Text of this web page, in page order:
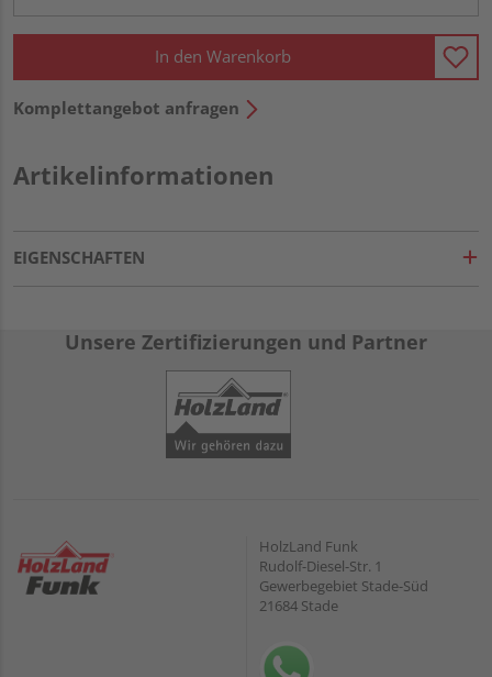
In den Warenkorb
Komplettangebot anfragen
Artikelinformationen
EIGENSCHAFTEN
Unsere Zertifizierungen und Partner
HolzLand Funk
Rudolf-Diesel-Str. 1
Gewerbegebiet Stade-Süd
21684 Stade